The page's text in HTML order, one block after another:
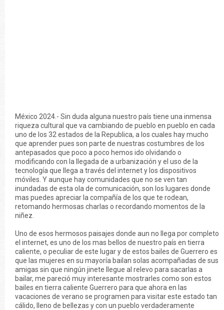
México 2024.- Sin duda alguna nuestro país tiene una inmensa
riqueza cultural que va cambiando de pueblo en pueblo en cada
uno de los 32 estados de la Republica, a los cuales hay mucho
que aprender pues son parte de nuestras costumbres de los
antepasados que poco a poco hemos ido olvidando o
modificando con la llegada de a urbanización y el uso de la
tecnología que llega a través del internet y los dispositivos
móviles. Y aunque hay comunidades que no se ven tan
inundadas de esta ola de comunicación, son los lugares donde
mas puedes apreciar la compañía de los que te rodean,
retomando hermosas charlas o recordando momentos de la
niñez.
Uno de esos hermosos paisajes donde aun no llega por completo
el internet, es uno de los mas bellos de nuestro país en tierra
caliente, o peculiar de este lugar y de estos bailes de Guerrero es
que las mujeres en su mayoría bailan solas acompañadas de sus
amigas sin que ningún jinete llegue al relevo para sacarlas a
bailar, me pareció muy interesante mostrarles como son estos
bailes en tierra caliente Guerrero para que ahora en las
vacaciones de verano se programen para visitar este estado tan
cálido, lleno de bellezas y con un pueblo verdaderamente